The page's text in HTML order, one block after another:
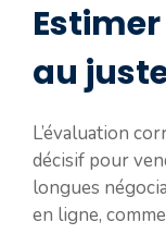
au
L’évaluation
décisif pour
longues
en ligne,